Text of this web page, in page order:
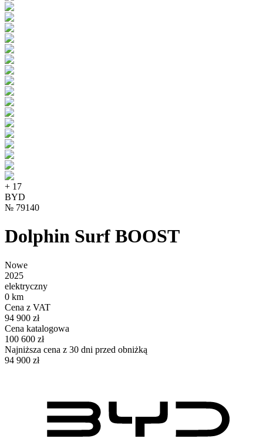
+ 17
BYD
№ 79140
Dolphin Surf BOOST
Nowe
2025
elektryczny
0 km
Cena z VAT
94 900 zł
Cena katalogowa
100 600 zł
Najniższa cena z 30 dni przed obniżką
94 900 zł